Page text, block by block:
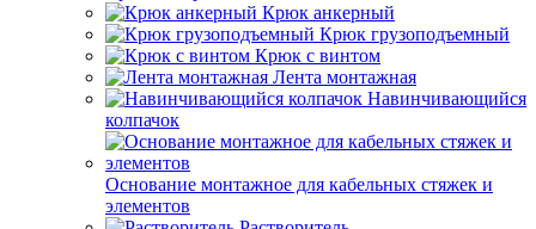
Крюк анкерный
Крюк грузоподъемный
Крюк с винтом
Лента монтажная
Навинчивающийся
колпачок
Основание монтажное для кабельных стяжек и
элементов